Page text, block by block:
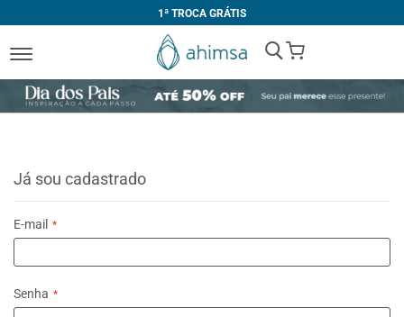
1ª TROCA GRÁTIS
My Cart
Já sou cadastrado
E-mail
Senha